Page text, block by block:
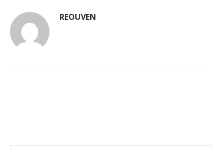
REOUVEN